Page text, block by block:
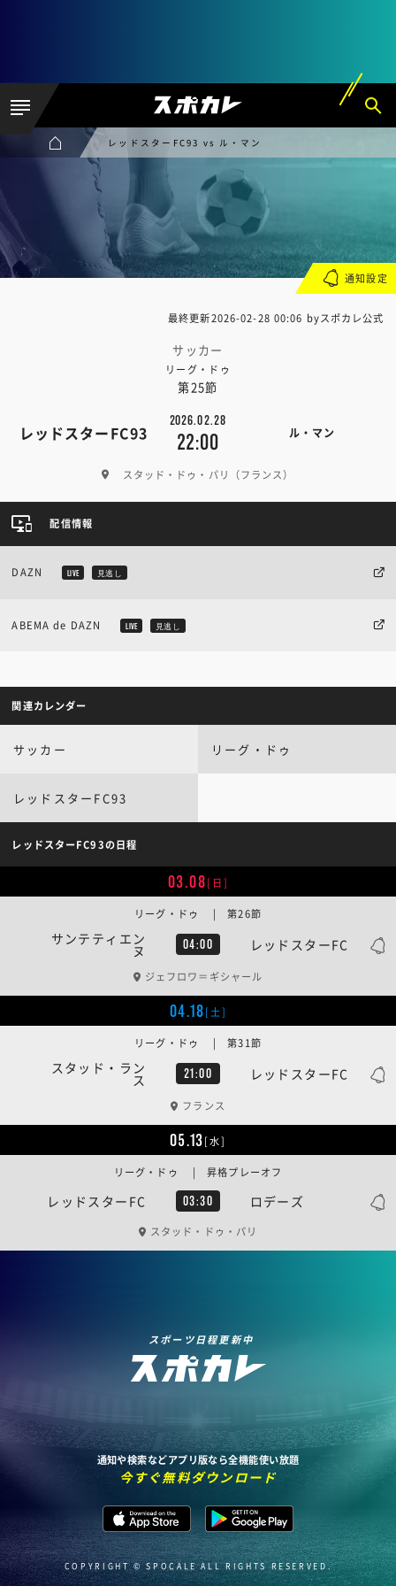
レッドスターFC93 vs ル・マン
最終更新2026-02-28 00:06 byスポカレ公式
サッカー
リーグ・ドゥ
第25節
レッドスターFC93
2026.02.28
22:00 ル・マン
スタッド・ドゥ・パリ（フランス）
通知設定
配信情報
DAZN LIVE 見逃し
ABEMA de DAZN LIVE 見逃し
関連カレンダー
サッカー リーグ・ドゥ
レッドスターFC93
レッドスターFC93の日程
03.08[日]
サンテティエン
ヌ 04:00 レッドスターFC
リーグ・ドゥ | 第26節
ジェフロワ＝ギシャール
04.18[土]
スタッド・ラン
ス 21:00 レッドスターFC
リーグ・ドゥ | 第31節
フランス
05.13[水]
レッドスターFC 03:30 ロデーズ
リーグ・ドゥ | 昇格プレーオフ
スタッド・ドゥ・パリ
スポーツ日程更新中
通知や検索などアプリ版なら全機能使い放題
今すぐ無料ダウンロード
COPYRIGHT © SPOCALE ALL RIGHTS RESERVED.